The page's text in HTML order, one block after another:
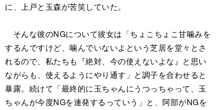
に、上戸と玉森が苦笑していた。
そんな彼のNGについて彼女は「ちょこちょこ甘噛みを
するんですけど、噛んでいないよという芝居を堂々とさ
れるので、私たちも『絶対、今の使えないよな』と思い
ながらも、使えるようにやり通す」と調子を合わせると
暴露。続けて「最終的に玉ちゃんにうつっちゃって、玉
ちゃんが今度NGを連発するっていう」と、阿部がNGを